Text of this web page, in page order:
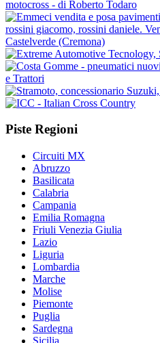
Piste Regioni
Circuiti MX
Abruzzo
Basilicata
Calabria
Campania
Emilia Romagna
Friuli Venezia Giulia
Lazio
Liguria
Lombardia
Marche
Molise
Piemonte
Puglia
Sardegna